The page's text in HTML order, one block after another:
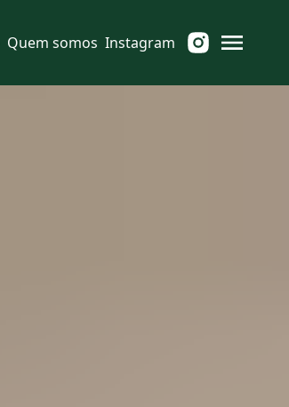
Quem somos Instagram